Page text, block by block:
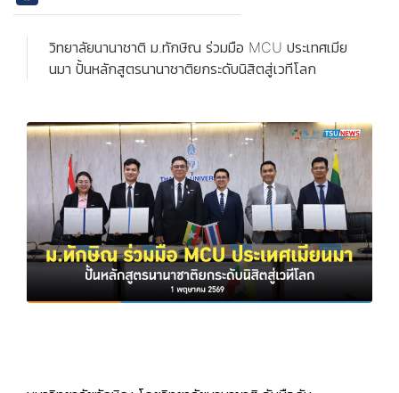
วิทยาลัยนานาชาติ ม.ทักษิณ ร่วมมือ MCU ประเทศเมีย
นมา ปั้นหลักสูตรนานาชาติยกระดับนิสิตสู่เวทีโลก